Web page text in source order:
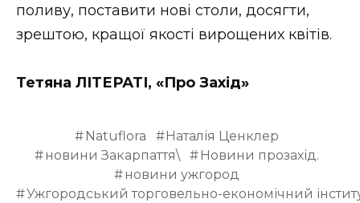
поливу, поставити нові столи, досягти,
зрештою, кращої якості вирощених квітів.
Тетяна ЛІТЕРАТІ, «Про Захід»
Natuflora
Наталія Ценклер
новини Закарпаття\
Новини прозахід.
новини ужгород
Ужгородський торговельно-економічний